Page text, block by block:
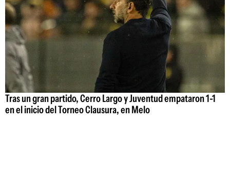
Tras un gran partido, Cerro Largo y Juventud empataron 1-1
en el inicio del Torneo Clausura, en Melo